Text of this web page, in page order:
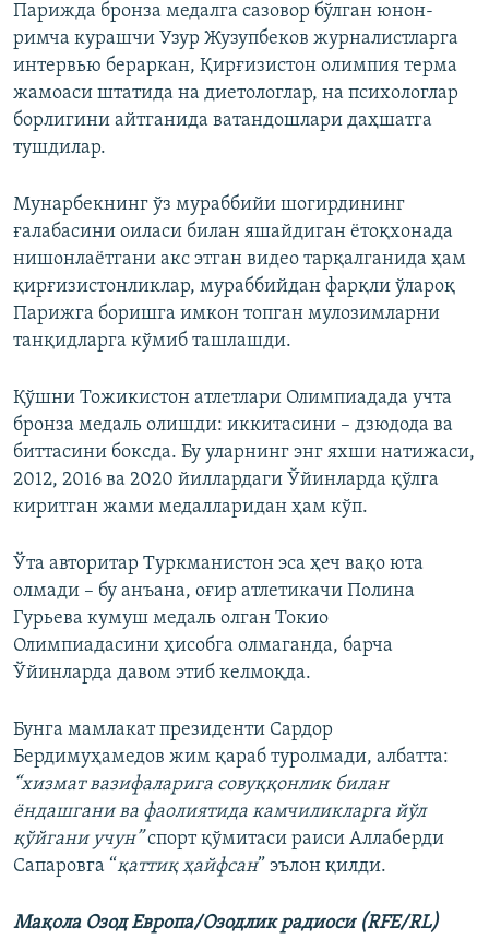
Парижда бронза медалга сазовор бўлган юнон-
римча курашчи Узур Жузупбеков журналистларга
интервью бераркан, Қирғизистон олимпия терма
жамоаси штатида на диетологлар, на психологлар
борлигини айтганида ватандошлари даҳшатга
тушдилар.
Мунарбекнинг ўз мураббийи шогирдининг
ғалабасини оиласи билан яшайдиган ётоқхонада
нишонлаётгани акс этган видео тарқалганида ҳам
қирғизистонликлар, мураббийдан фарқли ўлароқ
Парижга боришга имкон топган мулозимларни
танқидларга кўмиб ташлашди.
Қўшни Тожикистон атлетлари Олимпиадада учта
бронза медаль олишди: иккитасини – дзюдода ва
биттасини боксда. Бу уларнинг энг яхши натижаси,
2012, 2016 ва 2020 йиллардаги Ўйинларда қўлга
киритган жами медалларидан ҳам кўп.
Ўта авторитар Туркманистон эса ҳеч вақо юта
олмади – бу анъана, оғир атлетикачи Полина
Гурьева кумуш медаль олган Токио
Олимпиадасини ҳисобга олмаганда, барча
Ўйинларда давом этиб келмоқда.
Бунга мамлакат президенти Сардор
Бердимуҳамедов жим қараб туролмади, албатта:
“хизмат вазифаларига совуққонлик билан
ёндашгани ва фаолиятида камчиликларга йўл
қўйгани учун”спорт қўмитаси раиси Аллаберди
Сапаровга “қаттиқ ҳайфсан” эълон қилди.
Мақола Озод Европа/Озодлик радиоси (RFE/RL)